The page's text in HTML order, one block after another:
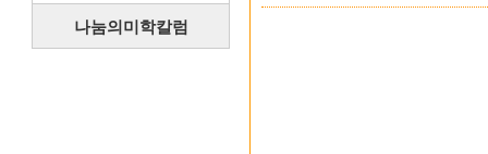
나눔의미학칼럼